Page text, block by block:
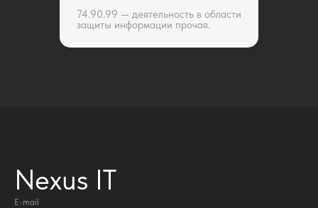
74.90.99 — деятельность в области
защиты информации прочая.
Nexus IT
E-mail